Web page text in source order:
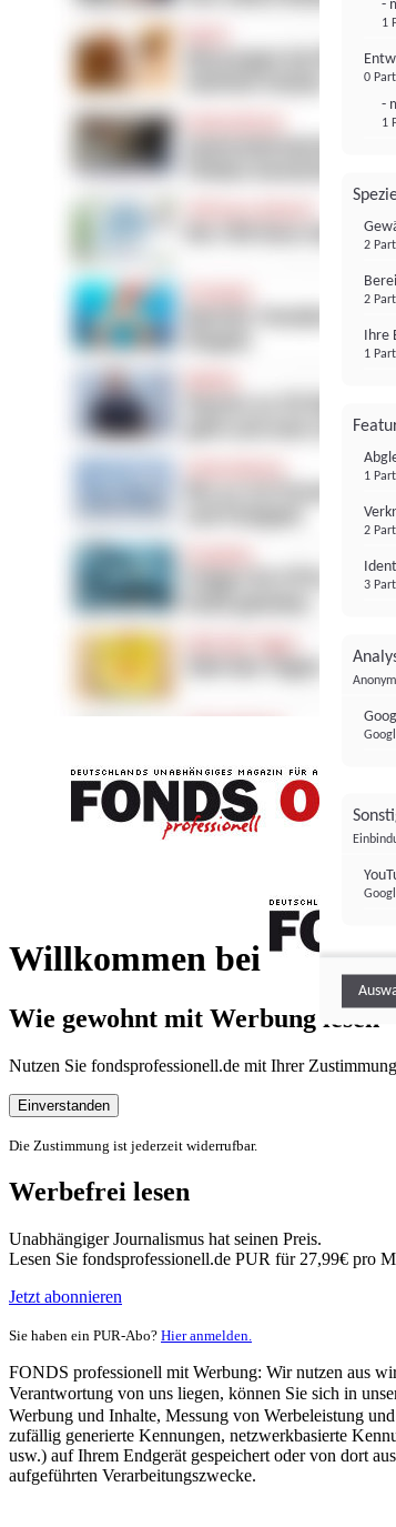
Willkommen bei
FONDS
Wie gewohnt mit Werbung lesen
Nutzen Sie fondsprofessionell.de mit Ihrer
Einverstanden
Die Zustimmung ist jederzeit widerrufbar.
Werbefrei lesen
Unabhängiger Journalismus hat seinen Preis.
Lesen Sie fondsprofessionell.de PUR für 27,99€ pro
Jetzt abonnieren
Sie haben ein PUR-Abo? Hier anmelden.
FONDS professionell mit Werbung: Wir nutzen aus
Verantwortung von uns liegen, können Sie sich in
Werbung und Inhalte, Messung von Werbeleistung
zufällig generierte Kennungen, netzwerkbasierte
usw.) auf Ihrem Endgerät gespeichert oder von dort
aufgeführten Verarbeitungszwecke.
-
1
0
-
1
2
2
Ihre
1
1
2
3